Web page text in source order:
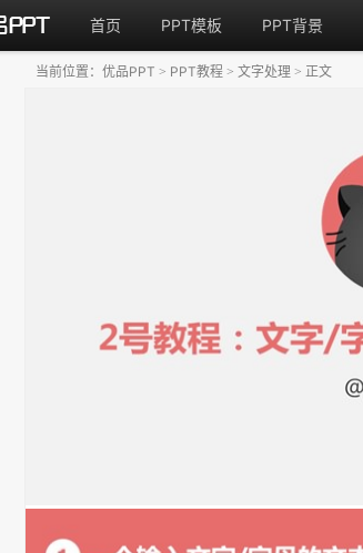
首页 PPT模板 PPT背景
当前位置： 优品PPT > PPT教程 > 文字处理 > 正文